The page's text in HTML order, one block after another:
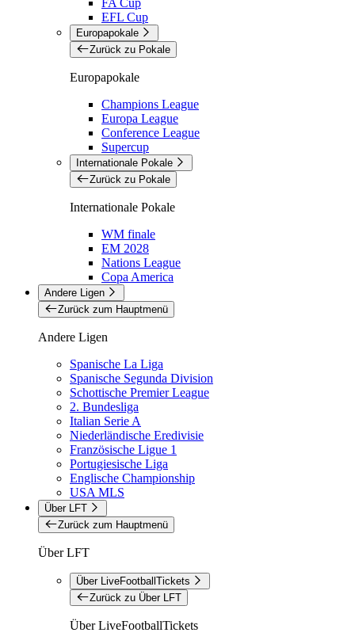
EFL Cup
Europapokale
Zurück zu Pokale
Europapokale
Champions League
Europa League
Conference League
Supercup
Internationale Pokale
Zurück zu Pokale
Internationale Pokale
WM finale
EM 2028
Nations League
Copa America
Andere Ligen
Zurück zum Hauptmenü
Andere Ligen
Spanische La Liga
Spanische Segunda Division
Schottische Premier League
2. Bundesliga
Italian Serie A
Niederländische Eredivisie
Französische Ligue 1
Portugiesische Liga
Englische Championship
USA MLS
Über LFT
Zurück zum Hauptmenü
Über LFT
Über LiveFootballTickets
Zurück zu Über LFT
Über LiveFootballTickets